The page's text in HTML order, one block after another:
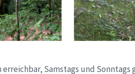
Samstags und Sonntags